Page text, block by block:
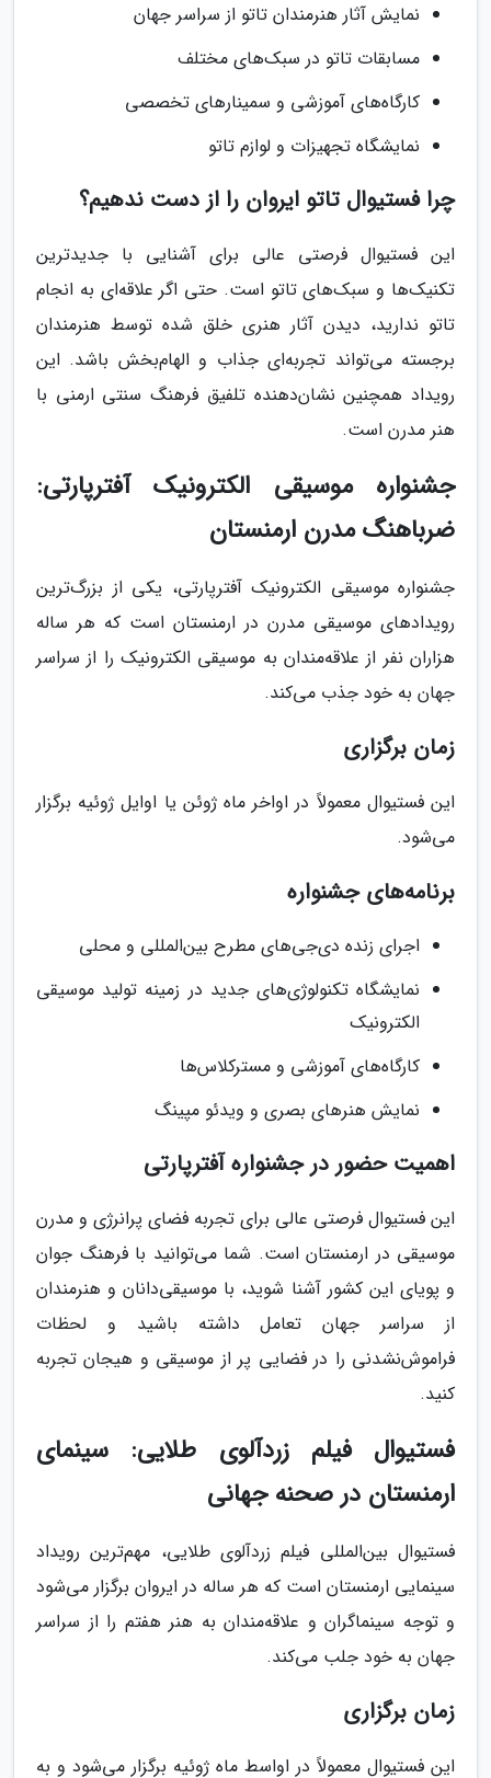
نمایش آثار هنرمندان تاتو از سراسر جهان
مسابقات تاتو در سبک‌های مختلف
کارگاه‌های آموزشی و سمینارهای تخصصی
نمایشگاه تجهیزات و لوازم تاتو
چرا فستیوال تاتو ایروان را از دست ندهیم؟
این فستیوال فرصتی عالی برای آشنایی با جدیدترین
تکنیک‌ها و سبک‌های تاتو است. حتی اگر علاقه‌ای به انجام
تاتو ندارید، دیدن آثار هنری خلق شده توسط هنرمندان
برجسته می‌تواند تجربه‌ای جذاب و الهام‌بخش باشد. این
رویداد همچنین نشان‌دهنده تلفیق فرهنگ سنتی ارمنی با
هنر مدرن است.
جشنواره موسیقی الکترونیک آفتر‌پارتی:
ضرباهنگ مدرن ارمنستان
جشنواره موسیقی الکترونیک آفتر‌پارتی، یکی از بزرگ‌ترین
رویدادهای موسیقی مدرن در ارمنستان است که هر ساله
هزاران نفر از علاقه‌مندان به موسیقی الکترونیک را از سراسر
جهان به خود جذب می‌کند.
زمان برگزاری
این فستیوال معمولاً در اواخر ماه ژوئن یا اوایل ژوئیه برگزار
می‌شود.
برنامه‌های جشنواره
اجرای زنده دی‌جی‌های مطرح بین‌المللی و محلی
نمایشگاه تکنولوژی‌های جدید در زمینه تولید موسیقی
الکترونیک
کارگاه‌های آموزشی و مسترکلاس‌ها
نمایش هنرهای بصری و ویدئو مپینگ
اهمیت حضور در جشنواره آفتر‌پارتی
این فستیوال فرصتی عالی برای تجربه فضای پرانرژی و مدرن
موسیقی در ارمنستان است. شما می‌توانید با فرهنگ جوان
و پویای این کشور آشنا شوید، با موسیقی‌دانان و هنرمندان
از سراسر جهان تعامل داشته باشید و لحظات
فراموش‌نشدنی را در فضایی پر از موسیقی و هیجان تجربه
کنید.
فستیوال فیلم زردآلوی طلایی: سینمای
ارمنستان در صحنه جهانی
فستیوال بین‌المللی فیلم زردآلوی طلایی، مهم‌ترین رویداد
سینمایی ارمنستان است که هر ساله در ایروان برگزار می‌شود
و توجه سینماگران و علاقه‌مندان به هنر هفتم را از سراسر
جهان به خود جلب می‌کند.
زمان برگزاری
این فستیوال معمولاً در اواسط ماه ژوئیه برگزار می‌شود و به